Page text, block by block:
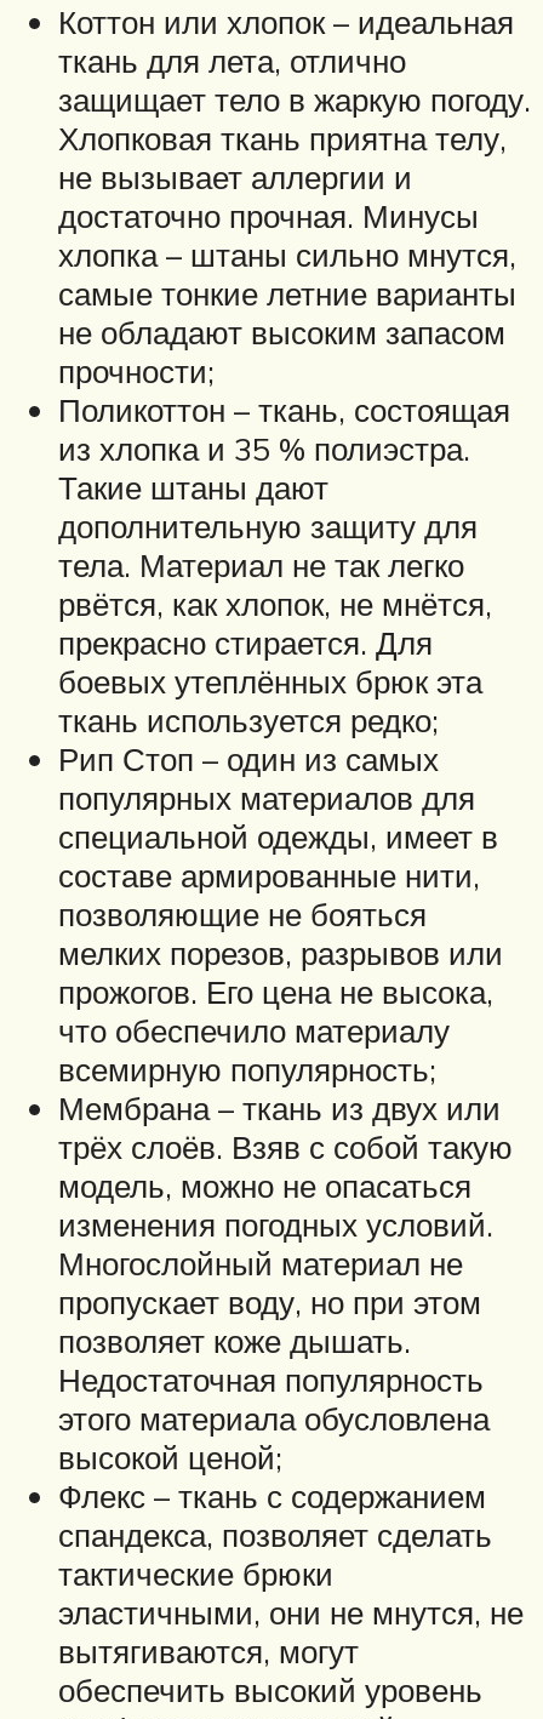
Коттон или хлопок – идеальная
ткань для лета, отлично
защищает тело в жаркую погоду.
Хлопковая ткань приятна телу,
не вызывает аллергии и
достаточно прочная. Минусы
хлопка – штаны сильно мнутся,
самые тонкие летние варианты
не обладают высоким запасом
прочности;
Поликоттон – ткань, состоящая
из хлопка и 35 % полиэстра.
Такие штаны дают
дополнительную защиту для
тела. Материал не так легко
рвётся, как хлопок, не мнётся,
прекрасно стирается. Для
боевых утеплённых брюк эта
ткань используется редко;
Рип Стоп – один из самых
популярных материалов для
специальной одежды, имеет в
составе армированные нити,
позволяющие не бояться
мелких порезов, разрывов или
прожогов. Его цена не высока,
что обеспечило материалу
всемирную популярность;
Мембрана – ткань из двух или
трёх слоёв. Взяв с собой такую
модель, можно не опасаться
изменения погодных условий.
Многослойный материал не
пропускает воду, но при этом
позволяет коже дышать.
Недостаточная популярность
этого материала обусловлена
высокой ценой;
Флекс – ткань с содержанием
спандекса, позволяет сделать
тактические брюки
эластичными, они не мнутся, не
вытягиваются, могут
обеспечить высокий уровень